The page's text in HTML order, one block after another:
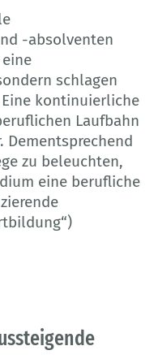
-absolventen
schlagen
kontinuierliche
Laufbahn
Dementsprechend
zu beleuchten,
eine berufliche